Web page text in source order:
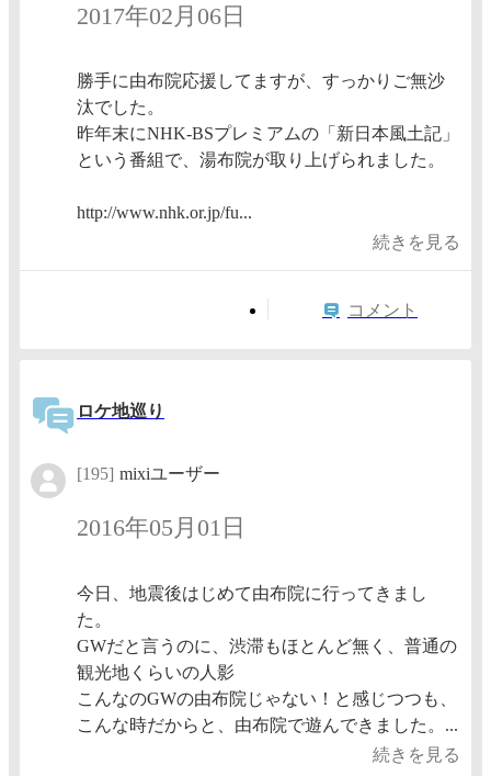
2017年02月06日
勝手に由布院応援してますが、すっかりご無沙
汰でした。
昨年末にNHK-BSプレミアムの「新日本風土記」
という番組で、湯布院が取り上げられました。
http://www.nhk.or.jp/fu...
続きを見る
コメント
ロケ地巡り
[195] mixiユーザー
2016年05月01日
今日、地震後はじめて由布院に行ってきまし
た。
GWだと言うのに、渋滞もほとんど無く、普通の
観光地くらいの人影
こんなのGWの由布院じゃない！と感じつつも、
こんな時だからと、由布院で遊んできました。...
続きを見る